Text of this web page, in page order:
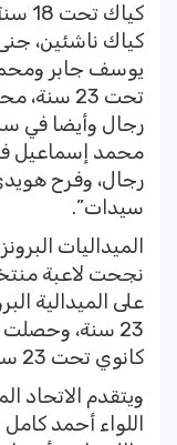
كياك ناشئين،
يوسف جابر
تحت 23
رجال وأيضا في
محمد إسماعيل
رجال، وفرح
سيدات”.
الميداليات
نجحت لاعبة
على الميدالية
23 سنة،
كانوي تحت 23 سنة.
ويتقدم الاتحاد
اللواء أحمد